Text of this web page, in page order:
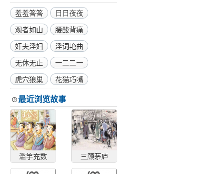
羞羞答答
日日夜夜
观者如山
腰酸背痛
奸夫淫妇
淫词艳曲
无休无止
一二二一
虎穴狼巢
花猫巧嘴
最近浏览故事
滥竽充数 三顾茅庐